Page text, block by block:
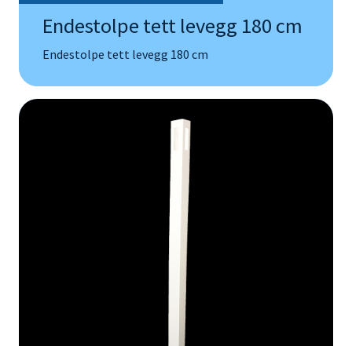
Endestolpe tett levegg 180 cm
Endestolpe tett levegg 180 cm